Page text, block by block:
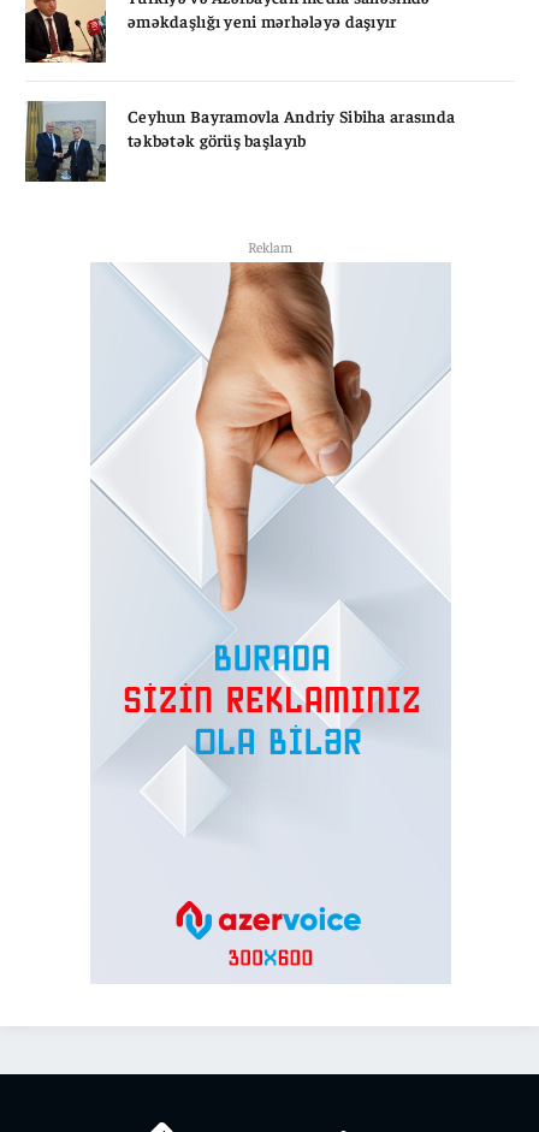
əməkdaşlığı yeni mərhələyə daşıyır
Ceyhun Bayramovla Andriy Sibiha arasında
təkbətək görüş başlayıb
Reklam